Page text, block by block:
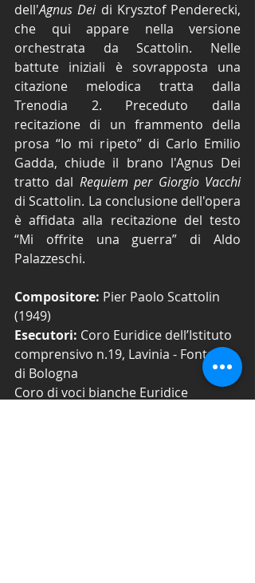
dell'Agnus Dei di Krysztof Penderecki,
che qui appare nella versione
orchestrata da Scattolin. Nelle
battute iniziali è sovrapposta una
citazione melodica tratta dalla
Trenodia 2. Preceduto dalla
recitazione di un frammento della
prosa “Io mi ripeto” di Carlo Emilio
Gadda, chiude il brano l'Agnus Dei
tratto dal Requiem per Giorgio Vacchi
di Scattolin. La conclusione dell'opera
è affidata alla recitazione del testo
“Mi offrite una guerra” di Aldo
Palazzeschi.
Compositore: Pier Paolo Scattolin
(1949)
Esecutori: Coro Euridice dell’Istituto
comprensivo n.19, Lavinia - Fontana
di Bologna
Coro di voci bianche Euridice